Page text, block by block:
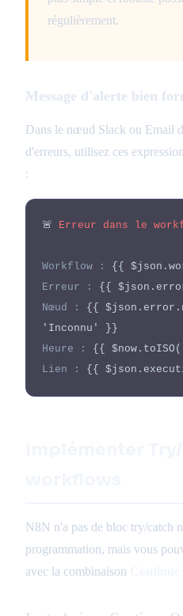
régulièrement.
Message d'alerte bien
Dans le nœud Slack ou Email
d'erreurs, utilisez ces
:
🚨 Erreur dans le
Workflow :
{{
Erreur :
{{
Nœud :
{{
'Inconnu' }}
Heure :
{{
Lien :
{{
N8N n'a pas de bloc try/catch
programmation, mais vous
avec la combinaison